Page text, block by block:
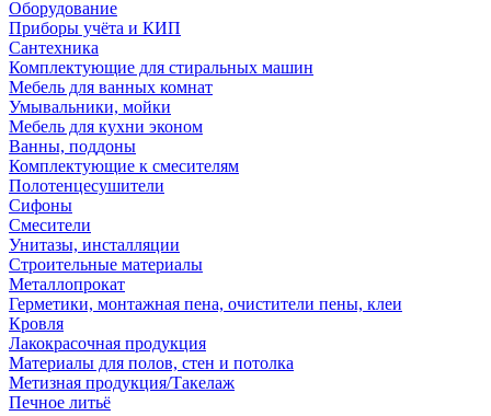
Оборудование
Приборы учёта и КИП
Сантехника
Комплектующие для стиральных машин
Мебель для ванных комнат
Умывальники, мойки
Мебель для кухни эконом
Ванны, поддоны
Комплектующие к смесителям
Полотенцесушители
Сифоны
Смесители
Унитазы, инсталляции
Строительные материалы
Металлопрокат
Герметики, монтажная пена, очистители пены, клеи
Кровля
Лакокрасочная продукция
Материалы для полов, стен и потолка
Метизная продукция/Такелаж
Печное литьё